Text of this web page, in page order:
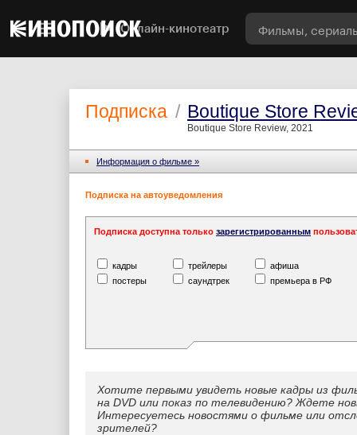
Онлайн-кинотеатр
Подписка / Boutique Store
Boutique Store Review, 2021
Информация o фильме »
Подписка на автоуведомления
Подписка доступна только зарегистрированным
кадры трейлеры
афиша
постеры
саундтрек премьера в РФ
Хотите первыми увидеть новые кадры из
на DVD или показ по телевидению? Ждете
Интересуетесь новостями о фильме или
зрителей?